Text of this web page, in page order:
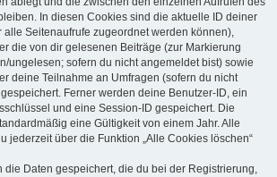
In diesen Cookies sind die aktuelle ID deiner
alle Seitenaufrufe zugeordnet werden können),
die von dir gelesenen Beiträge (zur Markierung
ungelesen; sofern du nicht angemeldet bist) sowie
deine Teilnahme an Umfragen (sofern du nicht
Ferner werden deine Benutzer-ID, ein
und eine Session-ID gespeichert. Die
eine Gültigkeit von einem Jahr. Alle
jederzeit über die Funktion „Alle Cookies löschen“
die Daten gespeichert, die du bei der Registrierung,